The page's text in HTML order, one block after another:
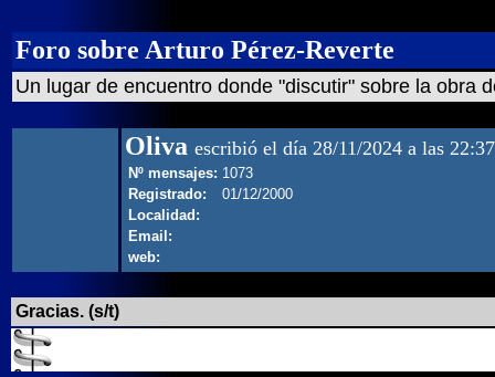
Foro sobre Arturo Pérez-Reverte
Un lugar de encuentro donde "discutir" sobre la obra
Oliva escribió el día 28/11/2024 a las 22:37
Nº mensajes: 1073
Registrado:
01/12/2000
Localidad:
Email:
web:
Gracias. (s/t)